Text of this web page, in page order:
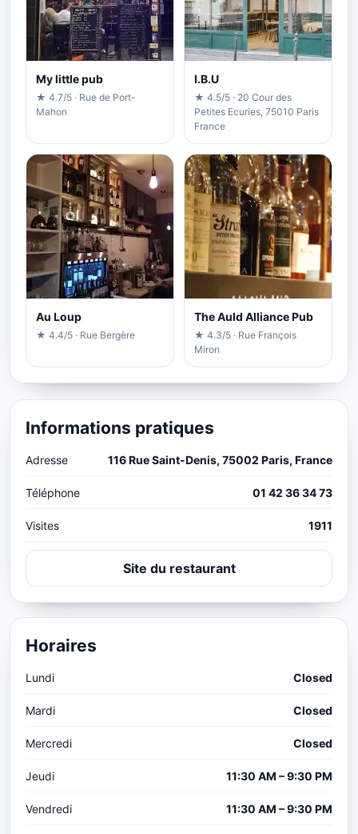
My little pub
★ 4.7/5 · Rue de Port-
Mahon
I.B.U
★ 4.5/5 · 20 Cour des
Petites Ecuries, 75010 Paris
France
Au Loup
★ 4.4/5 · Rue Bergère
The Auld Alliance Pub
★ 4.3/5 · Rue François
Miron
Informations pratiques
Adresse 116 Rue Saint-Denis, 75002 Paris, France
Téléphone 01 42 36 34 73
Visites 1911
Site du restaurant
Horaires
Lundi Closed
Mardi Closed
Mercredi Closed
Jeudi 11:30 AM – 9:30 PM
Vendredi 11:30 AM – 9:30 PM